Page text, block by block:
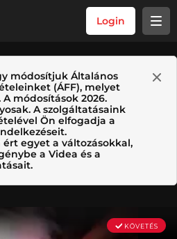
Login
módosítjuk Általános
(ÁFF), melyet
módosítások 2026.
A szolgáltatásaink
Ön elfogadja a
egyet a változásokkal,
a Videa és a